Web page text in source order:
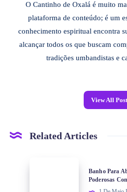
O Cantinho de Oxalá é muito
plataforma de conteúdo; é um
conhecimento espiritual encontra
alcançar todos os que buscam
tradições umbandistas e
View All
Related Articles
Banho Para
Poderosas